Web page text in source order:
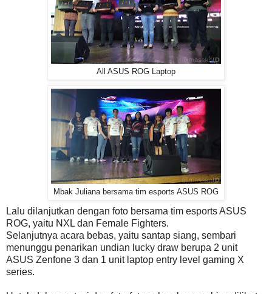
All ASUS ROG Laptop
Mbak Juliana bersama tim esports ASUS ROG
Lalu dilanjutkan dengan foto bersama tim esports ASUS
ROG, yaitu NXL dan Female Fighters.
Selanjutnya acara bebas, yaitu santap siang, sembari
menunggu penarikan undian lucky draw berupa 2 unit
ASUS Zenfone 3 dan 1 unit laptop entry level gaming X
series.